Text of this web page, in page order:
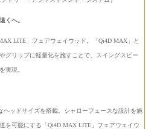
くへ。
LITE」フェアウェイウッド。「Qi4D MAX」と
グリップに軽量化を施すことで、スイングスピー
実現。
ヘッドサイズを搭載。シャローフェースな設計を施
を可能にする「Qi4D MAX LITE」フェアウェイウ